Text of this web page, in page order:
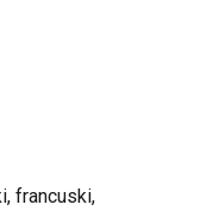
francuski,